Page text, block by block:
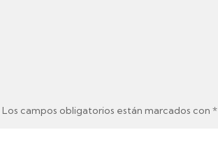
Los campos obligatorios están marcados con*